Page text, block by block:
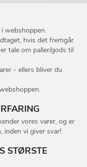
webshoppen.
hvis det fremgår
tale om paller/gods til
- ellers bliver du
vores varer, og er
inden vi giver svar!
STØRSTE